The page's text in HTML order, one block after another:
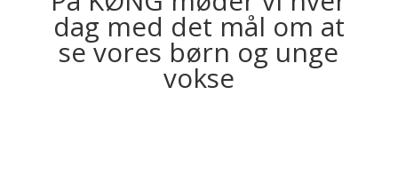
dag med det mål om at
se vores børn og unge
vokse